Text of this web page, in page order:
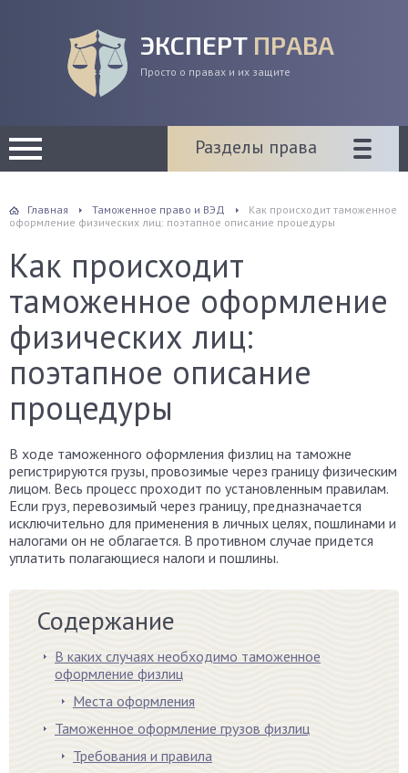
ЭКСПЕРТ ПРАВА
Просто о правах и их защите
Разделы права
Главная Таможенное право и ВЭД
Как происходит таможенное
оформление физических лиц: поэтапное описание процедуры
Как происходит
таможенное оформление
физических лиц:
поэтапное описание
процедуры
В ходе таможенного оформления физлиц на таможне
регистрируются грузы, провозимые через границу физическим
лицом. Весь процесс проходит по установленным правилам.
Если груз, перевозимый через границу, предназначается
исключительно для применения в личных целях, пошлинами и
налогами он не облагается. В противном случае придется
уплатить полагающиеся налоги и пошлины.
Содержание
В каких случаях необходимо таможенное
оформление физлиц
Места оформления
Таможенное оформление грузов физлиц
Требования и правила